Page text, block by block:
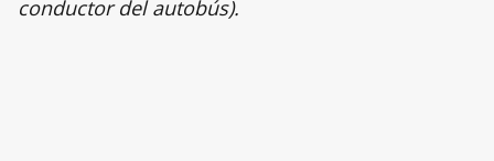
conductor del autobús).